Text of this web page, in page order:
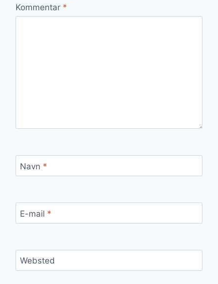
Kommentar *
Navn *
E-mail *
Websted